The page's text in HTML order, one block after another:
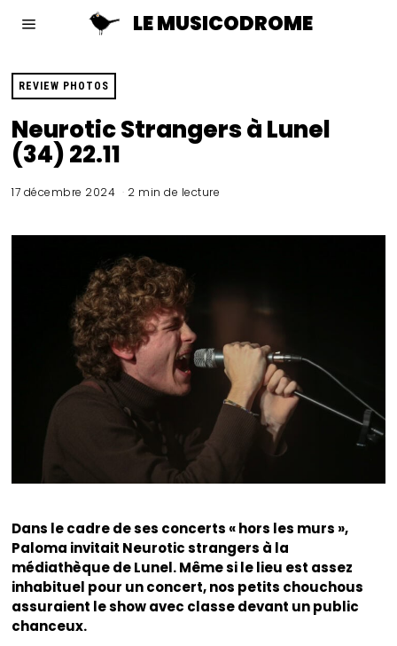
LE MUSICODROME
REVIEW PHOTOS
Neurotic Strangers à Lunel
(34) 22.11
17 décembre 2024 2 min de lecture
Dans le cadre de ses concerts « hors les murs »,
Paloma invitait Neurotic strangers à la
médiathèque de Lunel. Même si le lieu est assez
inhabituel pour un concert, nos petits chouchous
assuraient le show avec classe devant un public
chanceux.